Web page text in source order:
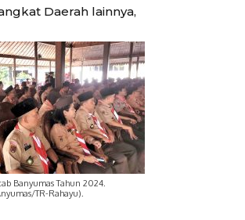
Daerah lainnya,
Banyumas Tahun 2024.
TR-Rahayu).